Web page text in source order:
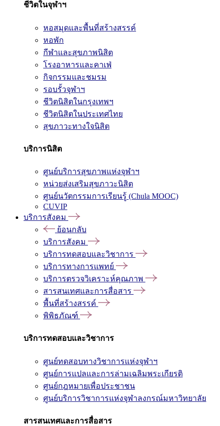
ชีวิตในจุฬาฯ
หอสมุดและพื้นที่สร้างสรรค์
หอพัก
กีฬาและสุขภาพนิสิต
โรงอาหารและคาเฟ่
กิจกรรมและชมรม
รอบรั้วจุฬาฯ
ชีวิตนิสิตในกรุงเทพฯ
ชีวิตนิสิตในประเทศไทย
สุขภาวะทางใจนิสิต
บริการนิสิต
ศูนย์บริการสุขภาพแห่งจุฬาฯ
หน่วยส่งเสริมสุขภาวะนิสิต
ศูนย์นวัตกรรมการเรียนรู้ (Chula MOOC)
CUVIP
บริการสังคม
ย้อนกลับ
บริการสังคม
บริการทดสอบและวิชาการ
บริการทางการแพทย์
บริการตรวจวิเคราะห์คุณภาพ
สารสนเทศและการสื่อสาร
พื้นที่สร้างสรรค์
พิพิธภัณฑ์
บริการทดสอบและวิชาการ
ศูนย์ทดสอบทางวิชาการแห่งจุฬาฯ
ศูนย์การแปลและการล่ามเฉลิมพระเกียรติ
ศูนย์กฎหมายเพื่อประชาชน
ศูนย์บริการวิชาการแห่งจุฬาลงกรณ์มหาวิทยาลัย
สารสนเทศและการสื่อสาร